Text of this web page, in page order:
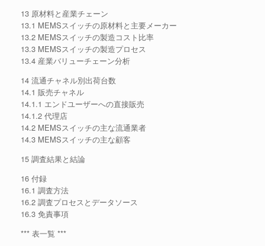
13 原材料と産業チェーン
13.1 MEMSスイッチの原材料と主要メーカー
13.2 MEMSスイッチの製造コスト比率
13.3 MEMSスイッチの製造プロセス
13.4 産業バリューチェーン分析
14 流通チャネル別出荷台数
14.1 販売チャネル
14.1.1 エンドユーザーへの直接販売
14.1.2 代理店
14.2 MEMSスイッチの主な流通業者
14.3 MEMSスイッチの主な顧客
15 調査結果と結論
16 付録
16.1 調査方法
16.2 調査プロセスとデータソース
16.3 免責事項
*** 表一覧 ***